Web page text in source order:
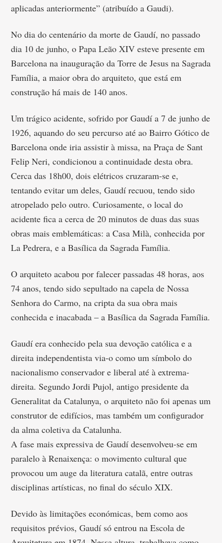
aplicadas anteriormente” (atribuído a Gaudi).
No dia do centenário da morte de Gaudí, no passado
dia 10 de junho, o Papa Leão XIV esteve presente em
Barcelona na inauguração da Torre de Jesus na Sagrada
Família, a maior obra do arquiteto, que está em
construção há mais de 140 anos.
Um trágico acidente, sofrido por Gaudí a 7 de junho de
1926, aquando do seu percurso até ao Bairro Gótico de
Barcelona onde iria assistir à missa, na Praça de Sant
Felip Neri, condicionou a continuidade desta obra.
Cerca das 18h00, dois elétricos cruzaram-se e,
tentando evitar um deles, Gaudí recuou, tendo sido
atropelado pelo outro. Curiosamente, o local do
acidente fica a cerca de 20 minutos de duas das suas
obras mais emblemáticas: a Casa Milà, conhecida por
La Pedrera, e a Basílica da Sagrada Família.
O arquiteto acabou por falecer passadas 48 horas, aos
74 anos, tendo sido sepultado na capela de Nossa
Senhora do Carmo, na cripta da sua obra mais
conhecida e inacabada – a Basílica da Sagrada Família.
Gaudí era conhecido pela sua devoção católica e a
direita independentista via-o como um símbolo do
nacionalismo conservador e liberal até à extrema-
direita. Segundo Jordi Pujol, antigo presidente da
Generalitat da Catalunya, o arquiteto não foi apenas um
construtor de edifícios, mas também um configurador
da alma coletiva da Catalunha.
A fase mais expressiva de Gaudí desenvolveu-se em
paralelo à Renaixença: o movimento cultural que
provocou um auge da literatura catalã, entre outras
disciplinas artísticas, no final do século XIX.
Devido às limitações económicas, bem como aos
requisitos prévios, Gaudí só entrou na Escola de